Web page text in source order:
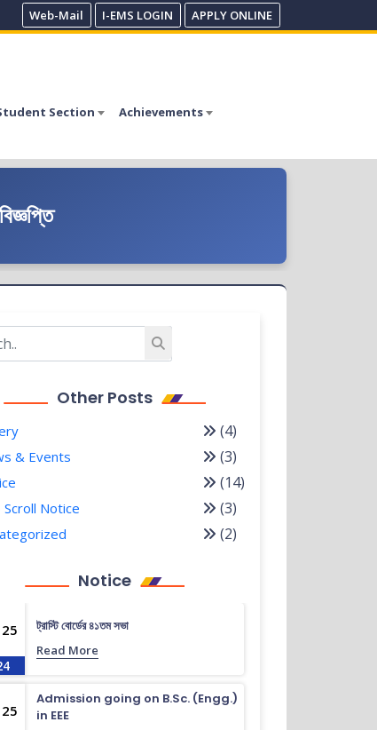
Web-Mail I-EMS LOGIN APPLY ONLINE
Section
Achievements
Other Posts
(4)
& Events (3)
(14)
Scroll Notice (3)
(2)
Notice
ট্রাস্টি বোর্ডের ৪১তম সভা
Read More
Admission going on B.Sc. (Engg.)
in EEE